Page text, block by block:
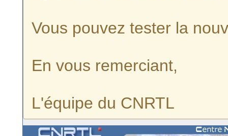
Vous pouvez tester la
En vous remerciant,
L'équipe du CNRTL